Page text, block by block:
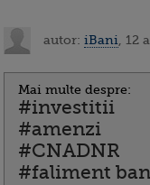
autor: iBani , 12
Mai multe despre:
#investitii
#amenzi
#CNADNR
#faliment